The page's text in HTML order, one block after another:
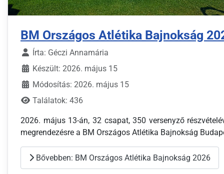
BM Országos Atlétika Bajnokság
Írta: Géczi Annamária
Készült: 2026. május 15
Módosítás: 2026. május 15
Találatok: 436
2026. május 13-án, 32 csapat, 350 versenyző
megrendezésre a BM Országos Atlétika Bajnokság
Bővebben: BM Országos Atlétika Bajnokság 2026